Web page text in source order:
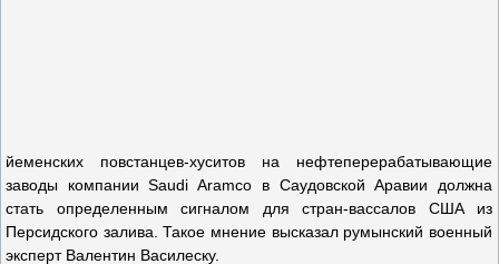
йеменских повстанцев-хуситов на нефтеперерабатывающие
заводы компании Saudi Aramco в Саудовской Аравии должна
стать определенным сигналом для стран-вассалов США из
Персидского залива. Такое мнение высказал румынский военный
эксперт Валентин Василеску.